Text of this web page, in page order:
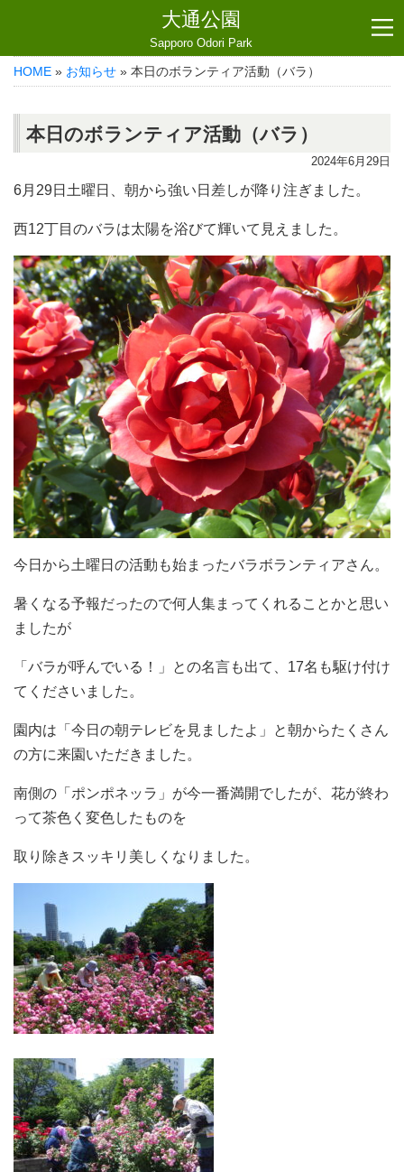
大通公園
Sapporo Odori Park
HOME » お知らせ » 本日のボランティア活動（バラ）
本日のボランティア活動（バラ）
2024年6月29日
6月29日土曜日、朝から強い日差しが降り注ぎました。
西12丁目のバラは太陽を浴びて輝いて見えました。
今日から土曜日の活動も始まったバラボランティアさん。
暑くなる予報だったので何人集まってくれることかと思い
ましたが
「バラが呼んでいる！」との名言も出て、17名も駆け付け
てくださいました。
園内は「今日の朝テレビを見ましたよ」と朝からたくさん
の方に来園いただきました。
南側の「ポンポネッラ」が今一番満開でしたが、花が終わ
って茶色く変色したものを
取り除きスッキリ美しくなりました。